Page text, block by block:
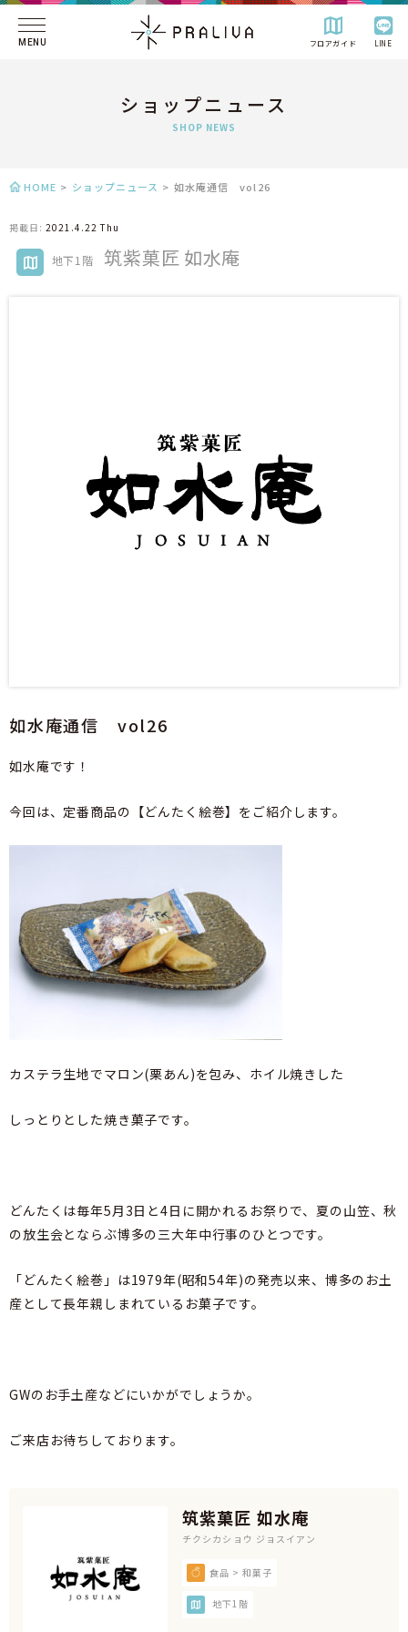
MENU フロアガイド LINE
ショップニュース
SHOP NEWS
HOME > ショップニュース > 如水庵通信 vol26
掲載日: 2021.4.22 Thu
地下1階 筑紫菓匠 如水庵
如水庵通信 vol26
如水庵です！
今回は、定番商品の【どんたく絵巻】をご紹介します。
カステラ生地でマロン(栗あん)を包み、ホイル焼きした
しっとりとした焼き菓子です。
どんたくは毎年5月3日と4日に開かれるお祭りで、夏の山笠、秋
の放生会とならぶ博多の三大年中行事のひとつです。
「どんたく絵巻」は1979年(昭和54年)の発売以来、博多のお土
産として長年親しまれているお菓子です。
GWのお手土産などにいかがでしょうか。
ご来店お待ちしております。
筑紫菓匠 如水庵
チクシカショウ ジョスイアン
食品 > 和菓子
地下1階